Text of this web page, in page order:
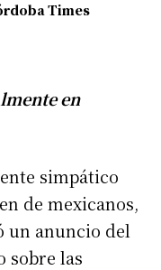
Times
en
simpático
de mexicanos,
un anuncio del
sobre las